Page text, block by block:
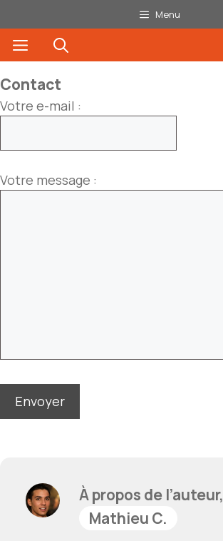
au
contenu
Menu
Menu
Contact
Votre e-mail :
Votre message :
À propos de l’auteur,
Mathieu C.